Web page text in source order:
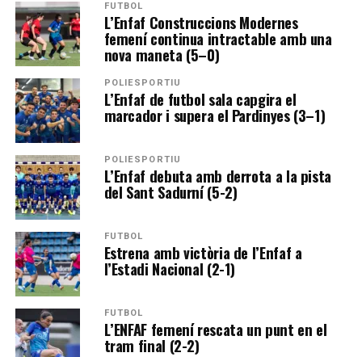
FUTBOL
L’Enfaf Construccions Modernes
femení continua intractable amb una
nova maneta (5–0)
POLIESPORTIU
L’Enfaf de futbol sala capgira el
marcador i supera el Pardinyes (3–1)
POLIESPORTIU
L’Enfaf debuta amb derrota a la pista
del Sant Sadurní (5-2)
FUTBOL
Estrena amb victòria de l’Enfaf a
l’Estadi Nacional (2-1)
FUTBOL
L’ENFAF femení rescata un punt en el
tram final (2-2)